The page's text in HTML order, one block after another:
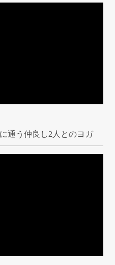
通う仲良し2人とのヨガ